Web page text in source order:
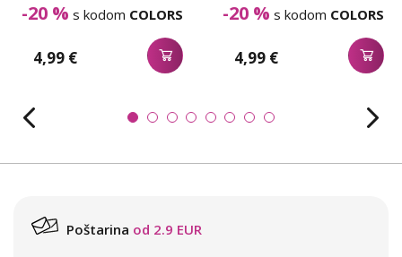
-20 % s kodom COLORS
4,99 €
-20 % s kodom COLORS
4,99 €
Poštarina od 2.9 EUR